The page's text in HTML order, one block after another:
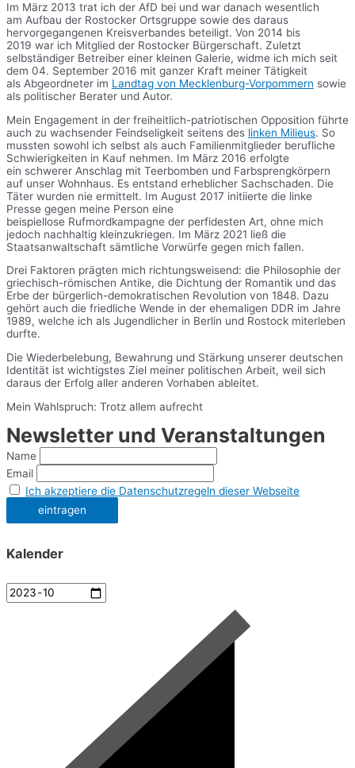
Im März 2013 trat ich der AfD bei und war danach wesentlich
am Aufbau der Rostocker Ortsgruppe sowie des daraus
hervorgegangenen Kreisverbandes beteiligt. Von 2014 bis
2019 war ich Mitglied der Rostocker Bürgerschaft. Zuletzt
selbständiger Betreiber einer kleinen Galerie, widme ich mich seit
dem 04. September 2016 mit ganzer Kraft meiner Tätigkeit
als Abgeordneter im Landtag von Mecklenburg-Vorpommern sowie
als politischer Berater und Autor.
Mein Engagement in der freiheitlich-patriotischen Opposition führte
auch zu wachsender Feindseligkeit seitens des linken Milieus. So
mussten sowohl ich selbst als auch Familienmitglieder berufliche
Schwierigkeiten in Kauf nehmen. Im März 2016 erfolgte
ein schwerer Anschlag mit Teerbomben und Farbsprengkörpern
auf unser Wohnhaus. Es entstand erheblicher Sachschaden. Die
Täter wurden nie ermittelt. Im August 2017 initiierte die linke
Presse gegen meine Person eine
beispiellose Rufmordkampagne der perfidesten Art, ohne mich
jedoch nachhaltig kleinzukriegen. Im März 2021 ließ die
Staatsanwaltschaft sämtliche Vorwürfe gegen mich fallen.
Drei Faktoren prägten mich richtungsweisend: die Philosophie der
griechisch-römischen Antike, die Dichtung der Romantik und das
Erbe der bürgerlich-demokratischen Revolution von 1848. Dazu
gehört auch die friedliche Wende in der ehemaligen DDR im Jahre
1989, welche ich als Jugendlicher in Berlin und Rostock miterleben
durfte.
Die Wiederbelebung, Bewahrung und Stärkung unserer deutschen
Identität ist wichtigstes Ziel meiner politischen Arbeit, weil sich
daraus der Erfolg aller anderen Vorhaben ableitet.
Mein Wahlspruch: Trotz allem aufrecht
Newsletter und Veranstaltungen
Name
Email
Ich akzeptiere die Datenschutzregeln dieser Webseite
Kalender